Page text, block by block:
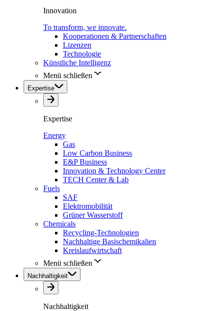
Innovation
To transform, we innovate.
Kooperationen & Partnerschaften
Lizenzen
Technologie
Künstliche Intelligenz
Menü schließen
Expertise
Expertise
Energy
Gas
Low Carbon Business
E&P Business
Innovation & Technology Center
TECH Center & Lab
Fuels
SAF
Elektromobilität
Grüner Wasserstoff
Chemicals
Recycling-Technologien
Nachhaltige Basischemikalien
Kreislaufwirtschaft
Menü schließen
Nachhaltigkeit
Nachhaltigkeit